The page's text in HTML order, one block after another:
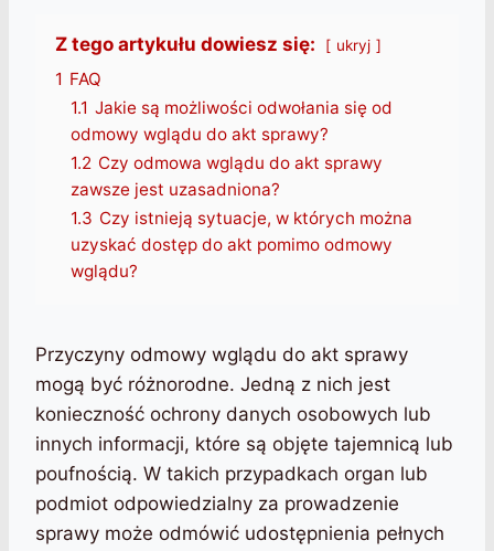
Z tego artykułu dowiesz się: ukryj
1 FAQ
1.1 Jakie są możliwości odwołania się od
odmowy wglądu do akt sprawy?
1.2 Czy odmowa wglądu do akt sprawy
zawsze jest uzasadniona?
1.3 Czy istnieją sytuacje, w których można
uzyskać dostęp do akt pomimo odmowy
wglądu?
Przyczyny odmowy wglądu do akt sprawy
mogą być różnorodne. Jedną z nich jest
konieczność ochrony danych osobowych lub
innych informacji, które są objęte tajemnicą lub
poufnością. W takich przypadkach organ lub
podmiot odpowiedzialny za prowadzenie
sprawy może odmówić udostępnienia pełnych